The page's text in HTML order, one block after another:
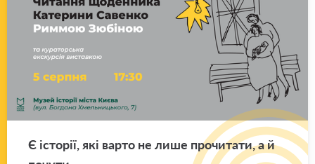
Є істо­рії, які варто не лише про­чи­та­ти, а й